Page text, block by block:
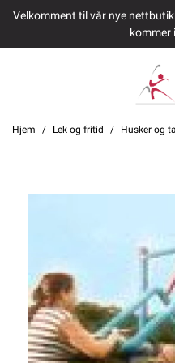
Velkomment til vår nye
kommer
Hjem Lek og fritid Husker og